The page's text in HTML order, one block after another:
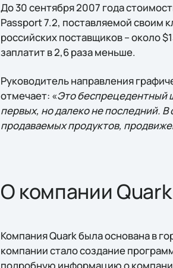
До 30 сентября 2007 года
Passport 7.2, поставляемой своим
российских поставщиков – около
заплатит в 2,6 раза меньше.
Руководитель направления
отмечает: «Это беспрецедентный
первых, но далеко не последний.
продаваемых продуктов,
О компании Quark
Компания Quark была основана в
компании стало создание
подробную информацию о